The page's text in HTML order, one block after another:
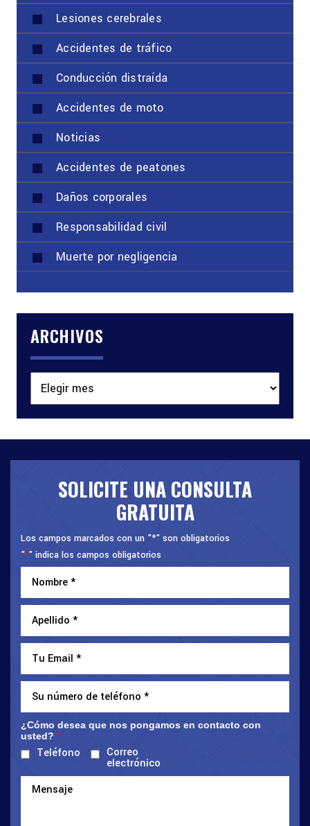
Lesiones cerebrales
Accidentes de tráfico
Conducción distraída
Accidentes de moto
Noticias
Accidentes de peatones
Daños corporales
Responsabilidad civil
Muerte por negligencia
ARCHIVOS
SOLICITE UNA CONSULTA
GRATUITA
Los campos marcados con un "*" son obligatorios
"*" indica los campos obligatorios
¿Cómo desea que nos pongamos en contacto con
usted? *
Teléfono Correo
electrónico